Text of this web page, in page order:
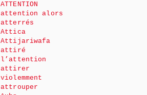
ATTENTION
attention alors
atterrés
Attica
Attijariwafa
attiré
l’attention
attirer
violemment
attrouper